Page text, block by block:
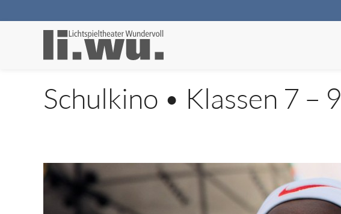
Schulkino • Klassen 7 – 9